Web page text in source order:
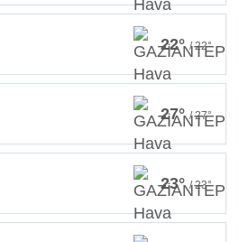
22° / 22°
27° / 27°
23° / 23°